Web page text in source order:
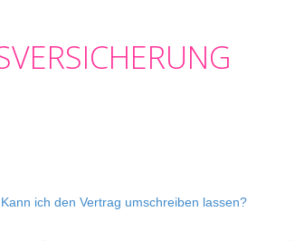
ich den Vertrag umschreiben lassen?